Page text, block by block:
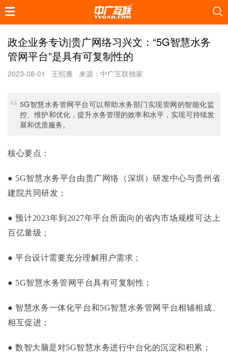
政企业务专访|贵广网络习兴文：“5G智慧水务
管网平台”是具有可复制性的
2023-08-01 王熙雁 来源：中广互联独家
5G智慧水务管网平台可以帮助水务部门实现管网的智能化监
控、维护和优化，提升水务管理的效率和水平，实现可持续发
展和优质服务。
核心要点：
● 5G智慧水务平台由贵广网络（深圳）研发中心与贵州省
建院共同研发；
● 预计2023年到2027年平台所面向的省内市场规模可达上
百亿量级；
● 平台设计需要充分理解用户需求；
● 5G智慧水务管网平台具有可复制性；
● 智慧水务一体化平台和5G智慧水务管网平台相辅相成、
相互促进；
● 数智大脑是对5G智慧水务进行中台化的沉淀和积累；